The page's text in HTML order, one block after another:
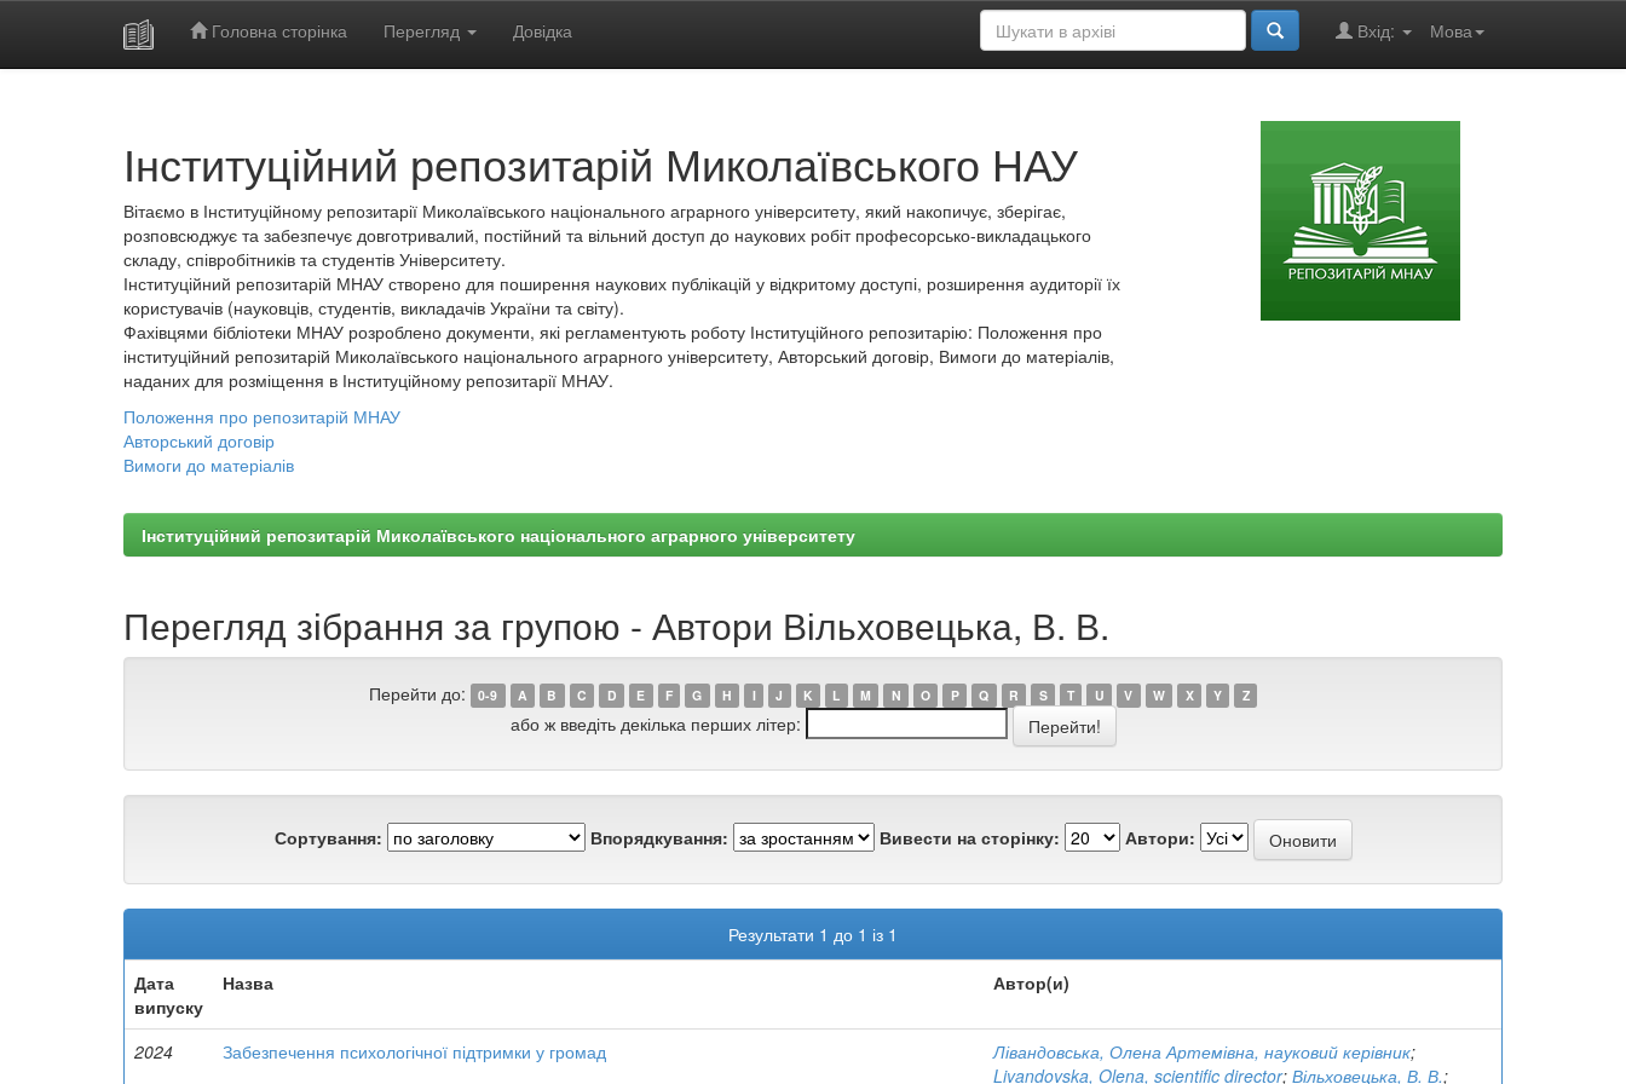
Головна сторінка Перегляд Довідка Мова
Вхід:
Інституційний репозитарій Миколаївського НАУ
Вітаємо в Інституційному репозитарії Миколаївського національного аграрного університету, який накопичує, зберігає,
розповсюджує та забезпечує довготривалий, постійний та вільний доступ до наукових робіт професорсько-викладацького
складу, співробітників та студентів Університету.
Інституційний репозитарій МНАУ створено для поширення наукових публікацій у відкритому доступі, розширення аудиторії їх
користувачів (науковців, студентів, викладачів України та світу).
Фахівцями бібліотеки МНАУ розроблено документи, які регламентують роботу Інституційного репозитарію: Положення про
інституційний репозитарій Миколаївського національного аграрного університету, Авторський договір, Вимоги до матеріалів,
наданих для розміщення в Інституційному репозитарії МНАУ.
Положення про репозитарій МНАУ
Авторський договір
Вимоги до матеріалів
Інституційний репозитарій Миколаївського національного аграрного університету
Перегляд зібрання за групою - Автори Вільховецька, В. В.
Перейти до: 0-9 A B C D E F G H I J K L M N O P Q R S T U V W X Y Z
або ж введіть декілька перших літер:
Сортування: Впорядкування: Вивести на сторінку: Автори:
Результати 1 до 1 із 1
Дата
випуску
Назва Автор(и)
2024 Забезпечення психологічної підтримки у громад Лівандовська, Олена Артемівна, науковий керівник;
Livandovska, Olena, scientific director; Вільховецька, В. В.;